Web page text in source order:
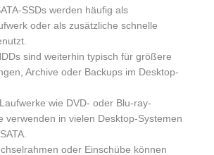
SSDs werden häufig als
oder als zusätzliche schnelle
sind weiterhin typisch für größere
Archive oder Backups im Desktop-
wie DVD- oder Blu-ray-
verwenden in vielen Desktop-Systemen
oder Einschübe können